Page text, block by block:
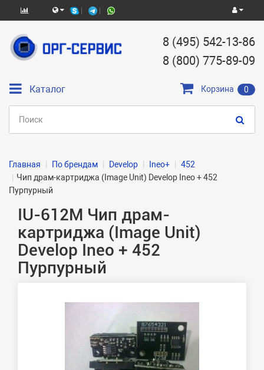
8 (495) 542-13-86
8 (800) 775-89-09
Каталог Корзина 0
Главная По брендам Develop Ineo+
452
Чип драм-картриджа (Image Unit) Develop Ineo + 452
Пурпурный
IU-612M Чип драм-
картриджа (Image Unit)
Develop Ineo + 452
Пурпурный